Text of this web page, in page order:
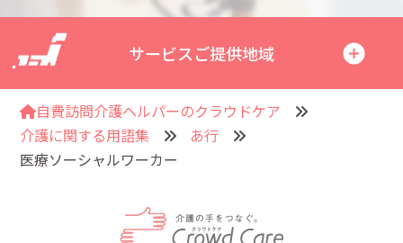
サービスご提供地域
自費訪問介護ヘルパーのクラウドケア
介護に関する用語集
あ行
医療ソーシャルワーカー